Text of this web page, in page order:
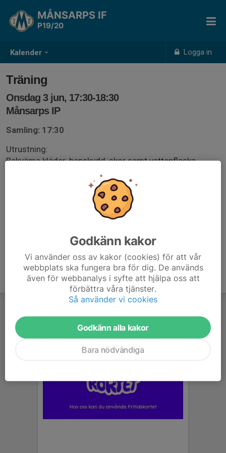
Kalender Logga in
MÅNSARPS IF
P19/20
Träning
Onsdag 3 jun, 17:30-18:30
Månsarps IP
Samling: 17:30
Utrustning:
Bekväma kläder, benskydd, skor samt vattenflaska
Godkänn kakor
Vi använder oss av kakor (cookies) för att vår
webbplats ska fungera bra för dig. De används
även för webbanalys i syfte att hjälpa oss att
förbättra våra tjänster.
Så använder vi cookies
Godkänn alla kakor
Bara nödvändiga